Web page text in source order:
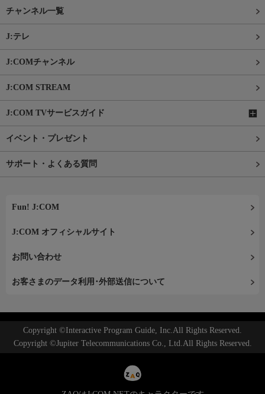
チャンネル一覧
J:テレ
J:COMチャンネル
J:COM STREAM
J:COM TVサービスガイド
イベント・プレゼント
サポート・よくある質問
Fun! J:COM
J:COM オフィシャルサイト
お問い合わせ
お客さまのデータ利用･外部送信について
Copyright ©Interactive Program Guide, Inc.All Rights Reserved.
Copyright ©Jupiter Telecommunications Co., Ltd.All Rights Reserved.